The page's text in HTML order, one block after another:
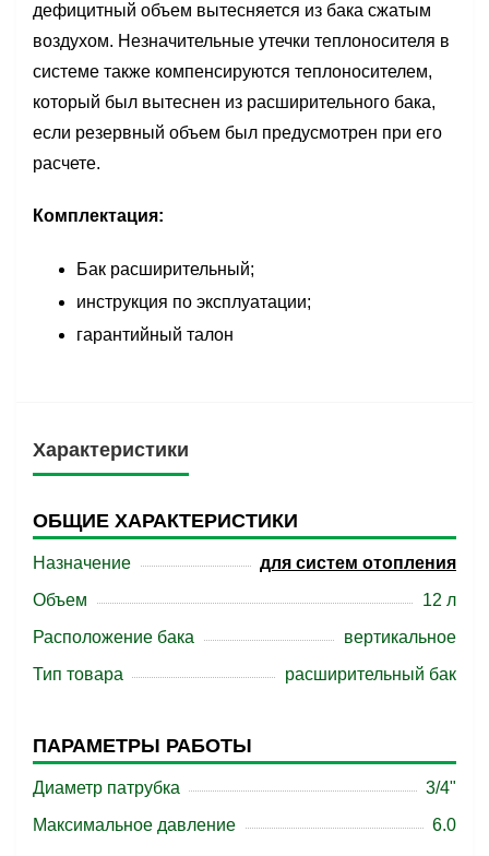
дефицитный объем вытесняется из бака сжатым
воздухом. Незначительные утечки теплоносителя в
системе также компенсируются теплоносителем,
который был вытеснен из расширительного бака,
если резервный объем был предусмотрен при его
расчете.
Комплектация:
Бак расширительный;
инструкция по эксплуатации;
гарантийный талон
Характеристики
ОБЩИЕ ХАРАКТЕРИСТИКИ
Назначение
для систем отопления
Объем
12 л
Расположение бака
вертикальное
Тип товара
расширительный бак
ПАРАМЕТРЫ РАБОТЫ
Диаметр патрубка
3/4"
Максимальное давление
6.0